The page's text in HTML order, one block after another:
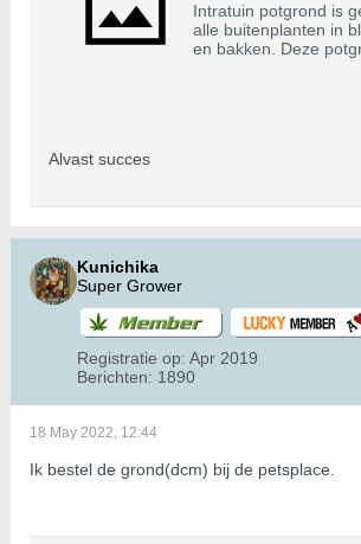
Intratuin potgrond is
alle buitenplanten in
en bakken. Deze
Alvast succes
Kunichika
Super Grower
Registratie op: Apr 2019
Berichten: 1890
18 May 2022, 12:44
Ik bestel de grond(dcm) bij de petsplace.